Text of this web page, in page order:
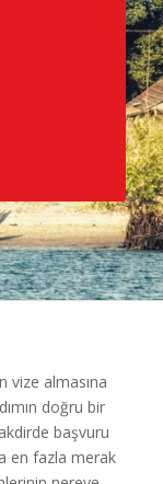
vize almasına
doğru bir
başvuru
en fazla merak